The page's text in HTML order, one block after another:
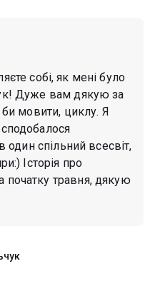
собі, як мені було
Дуже вам дякую за
мовити, циклу. Я
один спільний всесвіт,
Історія про
травня, дякую